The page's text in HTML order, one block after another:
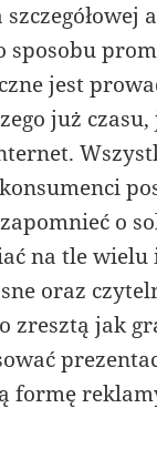
sposobu
jest
już
o
na tle wielu
oraz
zresztą jak
formę